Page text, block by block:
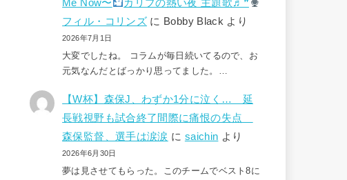
Me Now〜
カリブの熱い夜 主題歌♬❞
フィル・コリンズ に Bobby Black より
2026年7月1日
大変でしたね。 コラムが毎日続いてるので、お
元気なんだとばっかり思ってました。…
【W杯】森保J、わずか1分に泣く… 延
長戦視野も試合終了間際に痛恨の失点
森保監督、選手は涙涙 に saichin より
2026年6月30日
夢は見させてもらった。このチームでベスト8に